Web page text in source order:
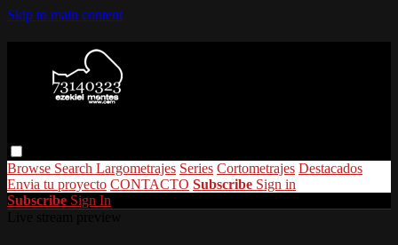
Skip to main content
Browse Search Largometrajes Series Cortometrajes Destacados
Envia tu proyecto CONTACTO Subscribe Sign in
Subscribe Sign In